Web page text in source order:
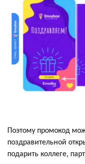
Поэтому промокод
поздравительной
подарить коллеге,